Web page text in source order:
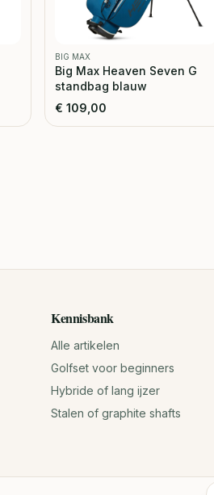
BIG MAX
Big Max Heaven Seven G
standbag blauw
€ 109,00
Kennisbank
Alle artikelen
Golfset voor beginners
Hybride of lang ijzer
Stalen of graphite shafts